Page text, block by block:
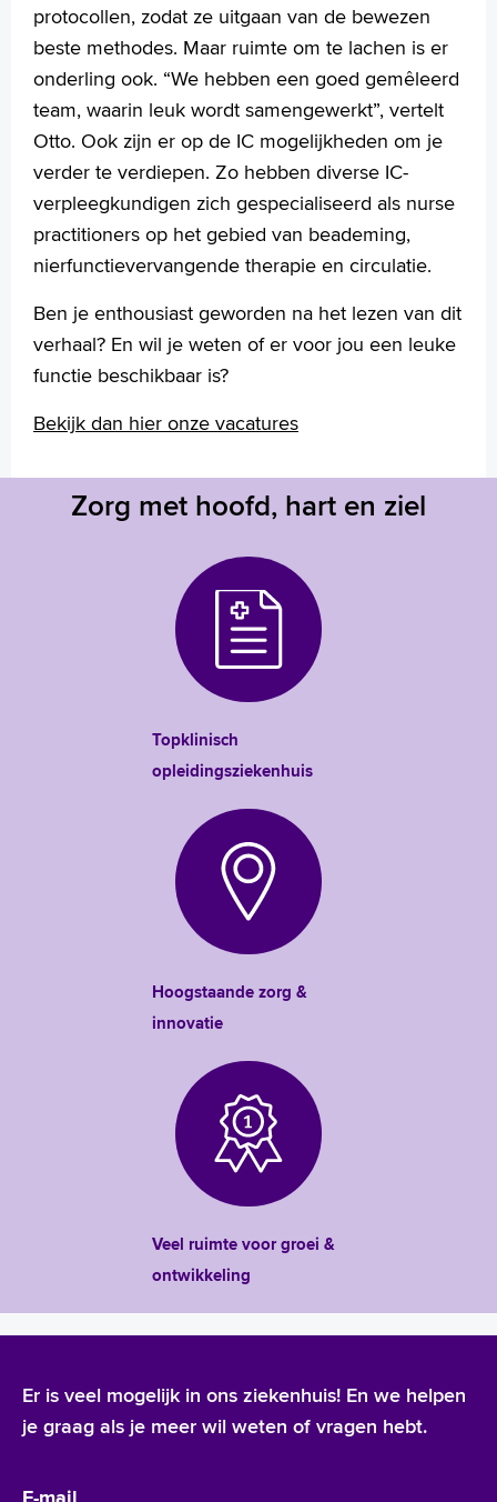
protocollen, zodat ze uitgaan van de bewezen
beste methodes. Maar ruimte om te lachen is er
onderling ook. “We hebben een goed gemêleerd
team, waarin leuk wordt samengewerkt”, vertelt
Otto. Ook zijn er op de IC mogelijkheden om je
verder te verdiepen. Zo hebben diverse IC-
verpleegkundigen zich gespecialiseerd als nurse
practitioners op het gebied van beademing,
nierfunctievervangende therapie en circulatie.
Ben je enthousiast geworden na het lezen van dit
verhaal? En wil je weten of er voor jou een leuke
functie beschikbaar is?
Bekijk dan hier onze vacatures
Zorg met hoofd, hart en ziel
Topklinisch
opleidingsziekenhuis
Hoogstaande zorg &
innovatie
Veel ruimte voor groei &
ontwikkeling
Er is veel mogelijk in ons ziekenhuis! En we helpen
je graag als je meer wil weten of vragen hebt.